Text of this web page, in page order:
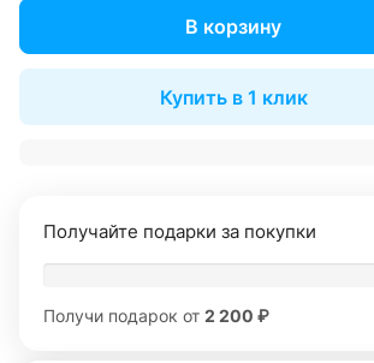
В корзину
Купить в 1 клик
Получайте подарки за покупки
Получи подарок от 2 200 ₽